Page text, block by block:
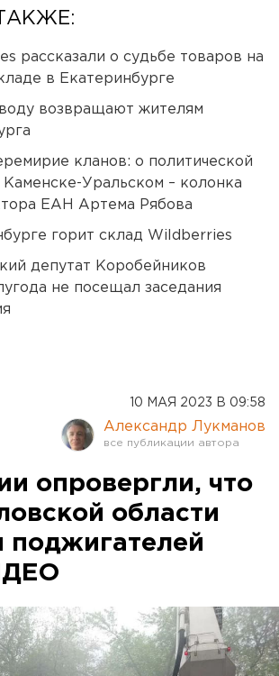
рассказали о судьбе товаров на
в Екатеринбурге
возвращают жителям
кланов: о политической
Каменске-Уральском – колонка
ЕАН Артема Рябова
горит склад Wildberries
депутат Коробейников
не посещал заседания
10 МАЯ 2023 В 09:58
Александр Лукманов
опровергли, что
области
поджигателей